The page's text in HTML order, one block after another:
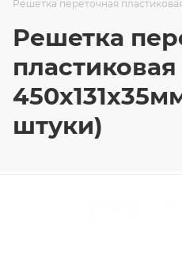
Решетка переточная
Решетка
пластиковая
штуки)